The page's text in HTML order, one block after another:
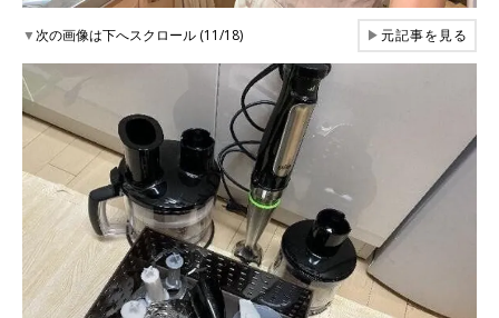
▼次の画像は下へスクロール (11/18) ▶元記事を見る